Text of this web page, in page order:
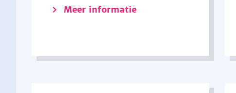
Meer informatie